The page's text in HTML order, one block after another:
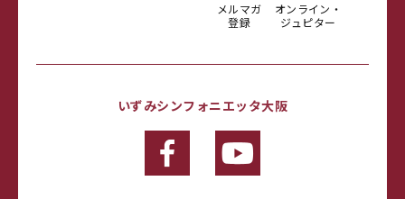
メルマガ
登録
オンライン・
ジュピター
いずみシンフォニエッタ大阪